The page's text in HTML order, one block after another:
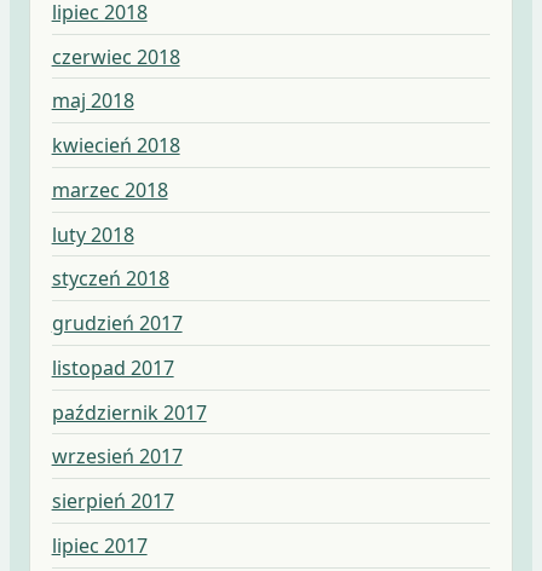
lipiec 2018
czerwiec 2018
maj 2018
kwiecień 2018
marzec 2018
luty 2018
styczeń 2018
grudzień 2017
listopad 2017
październik 2017
wrzesień 2017
sierpień 2017
lipiec 2017